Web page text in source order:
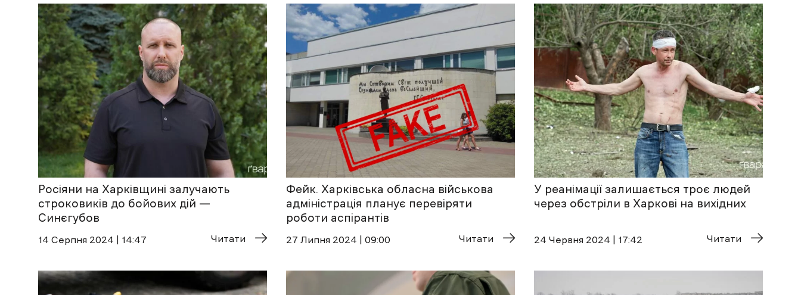
Росіяни на Харківщині залучають
строковиків до бойових дій —
Синєгубов
14 Cерпня 2024 | 14:47 Читати
Фейк. Харківська обласна військова
адміністрація планує перевіряти
роботи аспірантів
27 Липня 2024 | 09:00 Читати
У реанімації залишається троє людей
через обстріли в Харкові на вихідних
24 Червня 2024 | 17:42 Читати